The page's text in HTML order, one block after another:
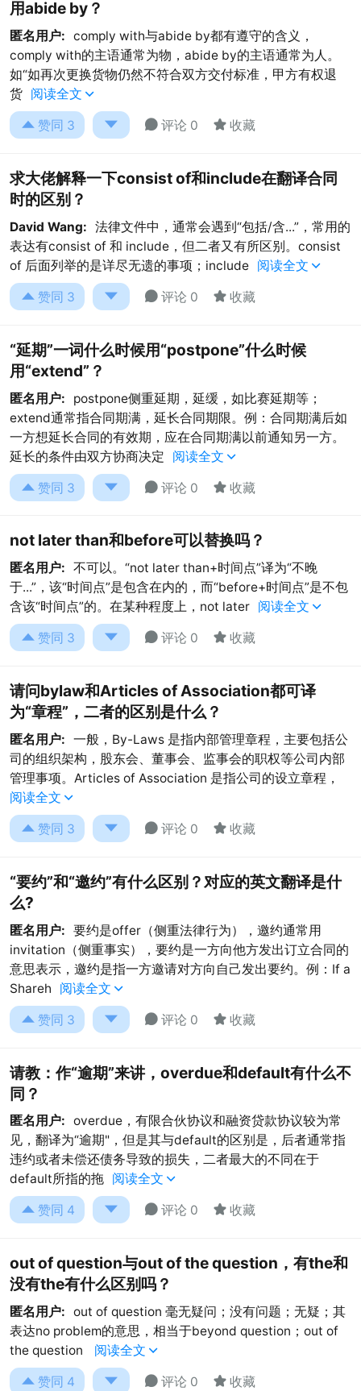
用abide by？
匿名用户: comply with与abide by都有遵守的含义，
comply with的主语通常为物，abide by的主语通常为人。
如“如再次更换货物仍然不符合双方交付标准，甲方有权退
货 阅读全文 
 赞同 3   评论 0  收藏
求大佬解释一下consist of和include在翻译合同
时的区别？
David Wang: 法律文件中，通常会遇到“包括/含...”，常用的
表达有consist of 和 include，但二者又有所区别。consist
of 后面列举的是详尽无遗的事项；include 阅读全文 
 赞同 3   评论 0  收藏
“延期”一词什么时候用“postpone”什么时候
用“extend”？
匿名用户:
postpone侧重延期，延缓，如比赛延期等；
extend通常指合同期满，延长合同期限。例：合同期满后如
一方想延长合同的有效期，应在合同期满以前通知另一方。
延长的条件由双方协商决定
阅读全文 
 赞同 3   评论 0  收藏
not later than和before可以替换吗？
匿名用户: 不可以。“not later than+时间点”译为“不晚
于...”，该“时间点”是包含在内的，而“before+时间点”是不包
含该“时间点”的。在某种程度上，not later 阅读全文 
 赞同 3   评论 0  收藏
请问bylaw和Articles of Association都可译
为“章程”，二者的区别是什么？
匿名用户: 一般，By-Laws 是指内部管理章程，主要包括公
司的组织架构，股东会、董事会、监事会的职权等公司内部
管理事项。Articles of Association 是指公司的设立章程，
阅读全文 
 赞同 3   评论 0  收藏
“要约”和“邀约”有什么区别？对应的英文翻译是什
么?
匿名用户: 要约是offer（侧重法律行为），邀约通常用
invitation（侧重事实），要约是一方向他方发出订立合同的
意思表示，邀约是指一方邀请对方向自己发出要约。例：If a
Shareh
阅读全文 
 赞同 3   评论 0  收藏
请教：作“逾期”来讲，overdue和default有什么不
同？
匿名用户: overdue，有限合伙协议和融资贷款协议较为常
见，翻译为“逾期"，但是其与default的区别是，后者通常指
违约或者未偿还债务导致的损失，二者最大的不同在于
default所指的拖 阅读全文 
 赞同 4   评论 0  收藏
out of question与out of the question，有the和
没有the有什么区别吗？
匿名用户: out of question 毫无疑问；没有问题；无疑；其
表达no problem的意思，相当于beyond question；out of
the question
阅读全文 
 赞同 4   评论 0  收藏